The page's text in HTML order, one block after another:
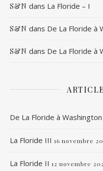
S&N dans La Floride – I
S&N dans De La Floride à
S&N dans De La Floride à
De La Floride à Washington
La Floride III 16 novembre
La Floride II 12 novembre